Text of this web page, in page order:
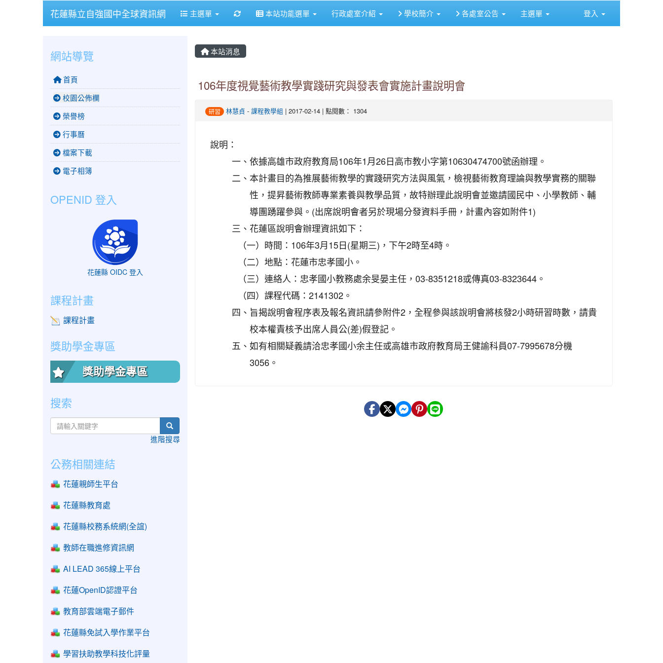
⏸
花蓮縣立自強國中全球資訊網 主選單 重新取得佈景設定
本站功能選單 行政處室介紹 學校簡介 各處室公告 主選單 登入
本站消息
106年度視覺藝術教學實踐研究與發表會實施計畫說明會
研習 林慧貞 - 課程教學組 | 2017-02-14 | 點閱數： 1304
說明：
一、 依據高雄市政府教育局106年1月26日高市教小字第10630474700號函辦理。
二、 本計畫目的為推展藝術教學的實踐研究方法與風氣，檢視藝術教育理論與教學實務的關聯
性，提昇藝術教師專業素養與教學品質，故特辦理此說明會並邀請國民中、小學教師、輔
導團踴躍參與。(出席說明會者另於現場分發資料手冊，計畫內容如附件1)
三、 花蓮區說明會辦理資訊如下：
（一） 時間：106年3月15日(星期三)，下午2時至4時。
（二） 地點：花蓮市忠孝國小。
（三） 連絡人：忠孝國小教務處余旻晏主任，03-8351218或傳真03-8323644。
（四） 課程代碼：2141302。
四、 旨揭說明會程序表及報名資訊請參附件2，全程參與該說明會將核發2小時研習時數，請貴
校本權責核予出席人員公(差)假登記。
五、 如有相關疑義請洽忠孝國小余主任或高雄市政府教育局王健諭科員07-7995678分機
3056。
網站導覽
首頁
校園公佈欄
榮譽榜
行事曆
檔案下載
電子相簿
OPENID 登入
花蓮縣 OIDC 登入
課程計畫
課程計畫
獎助學金專區
獎助學金專區
搜索
search
進階搜尋
公務相關連結
花蓮親師生平台
花蓮縣教育處
花蓮縣校務系統網(全誼)
教師在職進修資訊網
AI LEAD 365線上平台
花蓮OpenID認證平台
教育部雲端電子郵件
花蓮縣免試入學作業平台
學習扶助教學科技化評量